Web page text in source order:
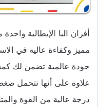
أفران البا الإيطالية
مميز وكفاءة عالية في
جودة عالمية تضمن لك
علاوة على أنها تتحمل
درجة عالية من القوة